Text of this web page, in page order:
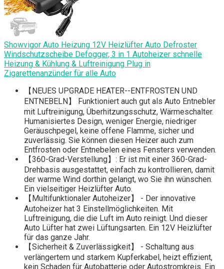
Showvigor Auto Heizung 12V Heizlüfter Auto Defroster
Windschutzscheibe Defogger, 3 in 1 Autoheizer schnelle
Heizung & Kühlung & Luftreinigung Plug in
Zigarettenanzünder für alle Auto
【NEUES UPGRADE HEATER--ENTFROSTEN UND
ENTNEBELN】 Funktioniert auch gut als Auto Entnebler
mit Luftreinigung, Überhitzungsschutz, Wärmeschalter.
Humanisiertes Design, weniger Energie, niedriger
Geräuschpegel, keine offene Flamme, sicher und
zuverlässig. Sie können diesen Heizer auch zum
Entfrosten oder Entnebelen eines Fensters verwenden.
【360-Grad-Verstellung】: Er ist mit einer 360-Grad-
Drehbasis ausgestattet, einfach zu kontrollieren, damit
der warme Wind dorthin gelangt, wo Sie ihn wünschen.
Ein vielseitiger Heizlüfter Auto.
【Multifunktionaler Autoheizer】 - Der innovative
Autoheizer hat 3 Einstellmöglichkeiten. Mit
Luftreinigung, die die Luft im Auto reinigt. Und dieser
Auto Lüfter hat zwei Lüftungsarten. Ein 12V Heizlüfter
für das ganze Jahr.
【Sicherheit & Zuverlässigkeit】 - Schaltung aus
verlängertem und starkem Kupferkabel, heizt effizient,
kein Schaden für Autobatterie oder Autostromkreis. Ein